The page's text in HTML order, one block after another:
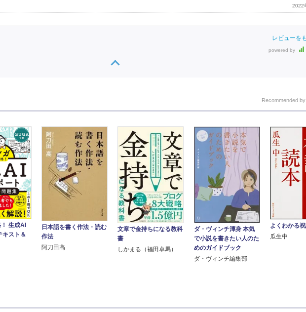
2022
レビューを
powered by
Recommended
生成AI
キスト＆
日本語を書く作法・読む
作法
阿刀田高
文章で金持ちになる教科
書
しかまる（福田卓馬）
ダ・ヴィンチ渾身 本気
で小説を書きたい人のた
めのガイドブック
ダ・ヴィンチ編集部
よくわかる
瓜生中